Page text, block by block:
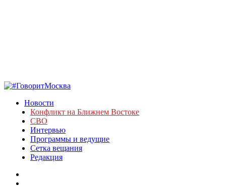
Новости
Конфликт на Ближнем Востоке
СВО
Интервью
Программы и ведущие
Сетка вещания
Редакция